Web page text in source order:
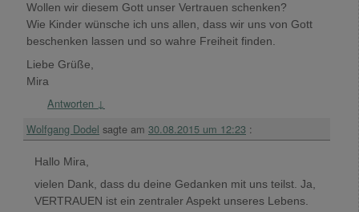
Wollen wir diesem Gott unser Vertrauen schenken?
Wie Kinder wünsche ich uns allen, dass wir uns von Gott
beschenken lassen und so wahre Freiheit finden.
Liebe Grüße,
Mira
Antworten ↓
Wolfgang Dodel sagte am 30.08.2015 um 12:23 :
Hallo Mira,
vielen Dank, dass du deine Gedanken mit uns teilst. Ja,
VERTRAUEN ist ein zentraler Aspekt unseres Lebens.